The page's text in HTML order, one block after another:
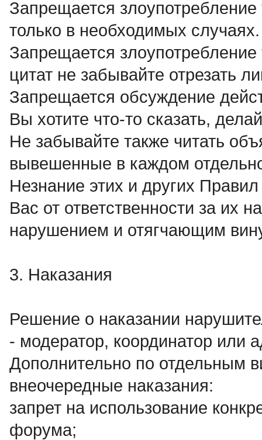
Запрещается злоупотребление
только в необходимых случаях.
Запрещается
цитат не забывайте отрезать
Запрещается обсуждение
Вы хотите что-то сказать,
Не забывайте также читать
вывешенные в каждом
Незнание этих и других
Вас от ответственности за их
нарушением и отягчающим
3. Наказания
Решение о наказании
- модератор, координатор или
Дополнительно по отдельным
внеочередные наказания:
запрет на использование
форума;